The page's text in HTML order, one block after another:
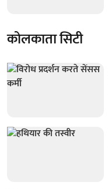
कोलकाता सिटी